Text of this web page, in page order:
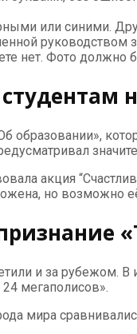
или синими.
нет. Фото
образовании»,
акция
но возможно
и за рубежом.
мегаполисов».
мира